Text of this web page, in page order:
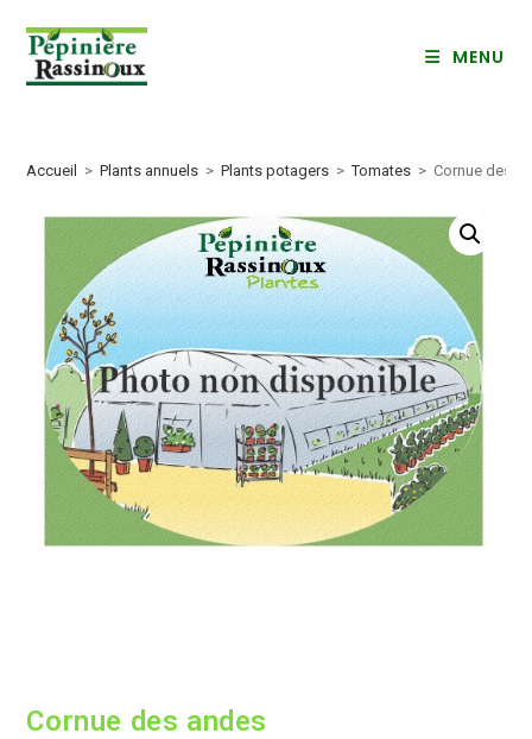
content
MENU
Accueil > Plants annuels > Plants potagers > Tomates > Cornue des
Cornue des andes